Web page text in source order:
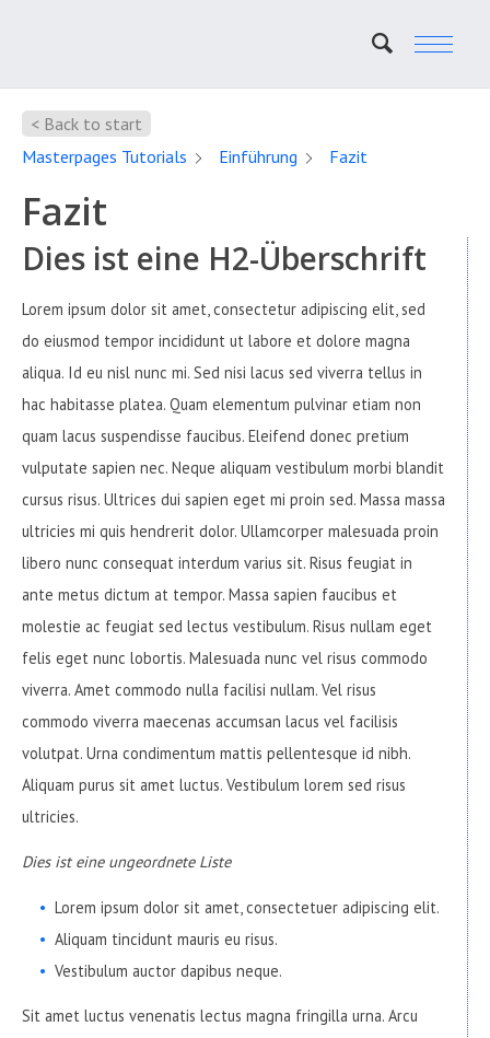
< Back to start
Masterpages Tutorials
Einführung Fazit
Fazit
Dies ist eine H2-Überschrift
Lorem ipsum dolor sit amet, consectetur adipiscing elit, sed
do eiusmod tempor incididunt ut labore et dolore magna
aliqua. Id eu nisl nunc mi. Sed nisi lacus sed viverra tellus in
hac habitasse platea. Quam elementum pulvinar etiam non
quam lacus suspendisse faucibus. Eleifend donec pretium
vulputate sapien nec. Neque aliquam vestibulum morbi blandit
cursus risus. Ultrices dui sapien eget mi proin sed. Massa massa
ultricies mi quis hendrerit dolor. Ullamcorper malesuada proin
libero nunc consequat interdum varius sit. Risus feugiat in
ante metus dictum at tempor. Massa sapien faucibus et
molestie ac feugiat sed lectus vestibulum. Risus nullam eget
felis eget nunc lobortis. Malesuada nunc vel risus commodo
viverra. Amet commodo nulla facilisi nullam. Vel risus
commodo viverra maecenas accumsan lacus vel facilisis
volutpat. Urna condimentum mattis pellentesque id nibh.
Aliquam purus sit amet luctus. Vestibulum lorem sed risus
ultricies.
Dies ist eine ungeordnete Liste
Lorem ipsum dolor sit amet, consectetuer adipiscing elit.
Aliquam tincidunt mauris eu risus.
Vestibulum auctor dapibus neque.
Sit amet luctus venenatis lectus magna fringilla urna. Arcu